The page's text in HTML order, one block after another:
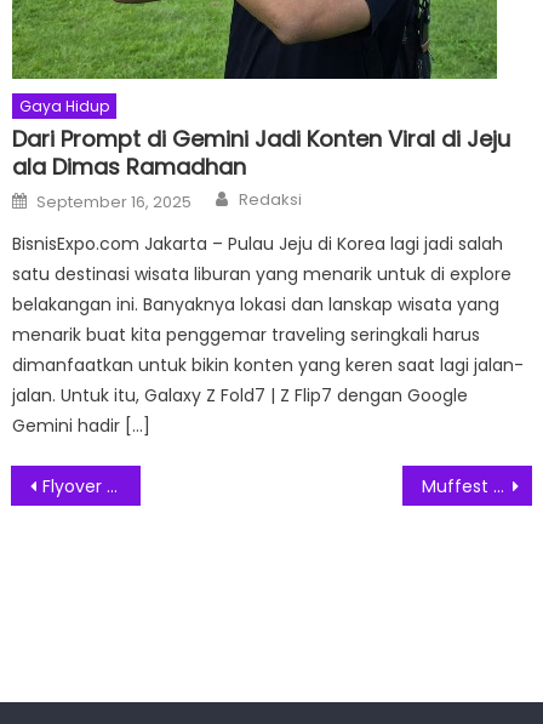
Gaya Hidup
Dari Prompt di Gemini Jadi Konten Viral di Jeju
ala Dimas Ramadhan
Posted
on
September 16, 2025 Author
Redaksi
BisnisExpo.com Jakarta – Pulau Jeju di Korea lagi jadi salah
satu destinasi wisata liburan yang menarik untuk di explore
belakangan ini. Banyaknya lokasi dan lanskap wisata yang
menarik buat kita penggemar traveling seringkali harus
dimanfaatkan untuk bikin konten yang keren saat lagi jalan-
jalan. Untuk itu, Galaxy Z Fold7 | Z Flip7 dengan Google
Gemini hadir […]
Post
Flyover Tanjung Barat dan Lenteng Agung Uji Coba Tahap Kedua Muffest 2021 Hadir di Lima Kota Besar Dukung Pemulihan Ekonomi Industri Fesyen